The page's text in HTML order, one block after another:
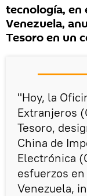
tecnología, en
Venezuela,
Tesoro en un
"Hoy, la
Extranjeros
Tesoro,
China de
Electrónica
esfuerzos
Venezuela,